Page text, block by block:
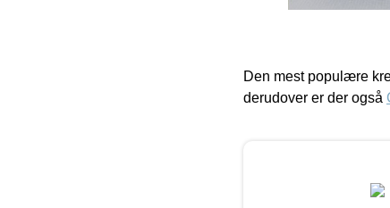
Den mest populære
derudover er der også